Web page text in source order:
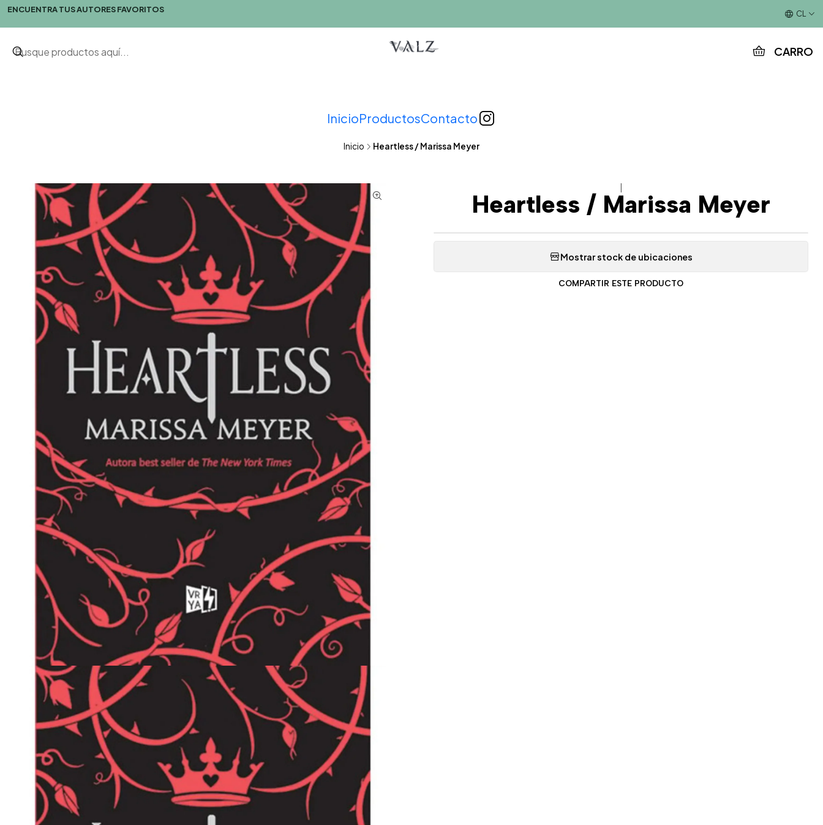
CARRO
InicioProductosContacto
ENCUENTRA TUS AUTORES FAVORITOS CL
Inicio Heartless / Marissa Meyer
Heartless / Marissa Meyer
Mostrar stock de ubicaciones
COMPARTIR ESTE PRODUCTO